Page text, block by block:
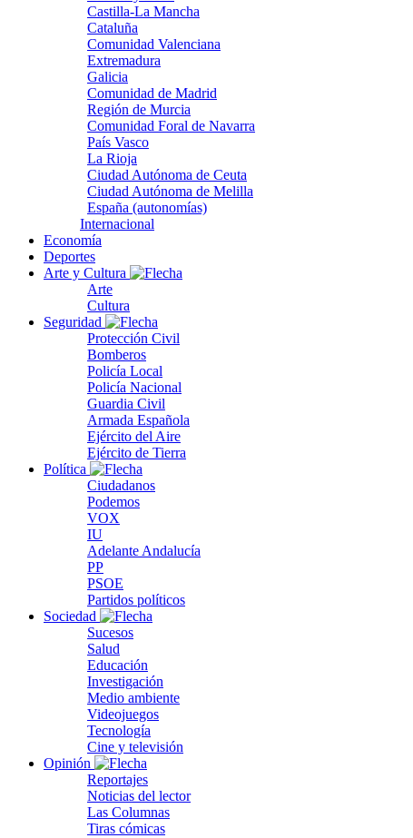
Castilla-La Mancha
Cataluña
Comunidad Valenciana
Extremadura
Galicia
Comunidad de Madrid
Región de Murcia
Comunidad Foral de Navarra
País Vasco
La Rioja
Ciudad Autónoma de Ceuta
Ciudad Autónoma de Melilla
España (autonomías)
Internacional
Economía
Deportes
Arte y Cultura
Arte
Cultura
Seguridad
Protección Civil
Bomberos
Policía Local
Policía Nacional
Guardia Civil
Armada Española
Ejército del Aire
Ejército de Tierra
Política
Ciudadanos
Podemos
VOX
IU
Adelante Andalucía
PP
PSOE
Partidos políticos
Sociedad
Sucesos
Salud
Educación
Investigación
Medio ambiente
Videojuegos
Tecnología
Cine y televisión
Opinión
Reportajes
Noticias del lector
Las Columnas
Tiras cómicas